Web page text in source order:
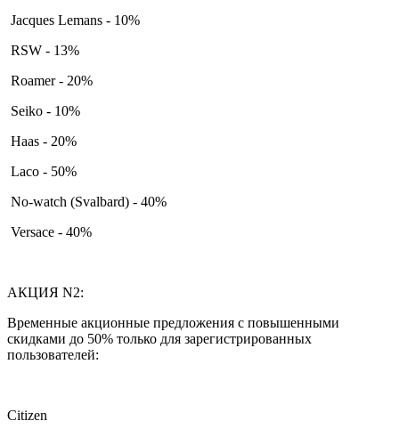
Jacques Lemans - 10%
RSW - 13%
Roamer - 20%
Seiko - 10%
Haas - 20%
Laco - 50%
No-watch (Svalbard) - 40%
Versace - 40%
АКЦИЯ N2:
Временные акционные предложения с повышенными
скидками до 50% только для зарегистрированных
пользователей:
Citizen